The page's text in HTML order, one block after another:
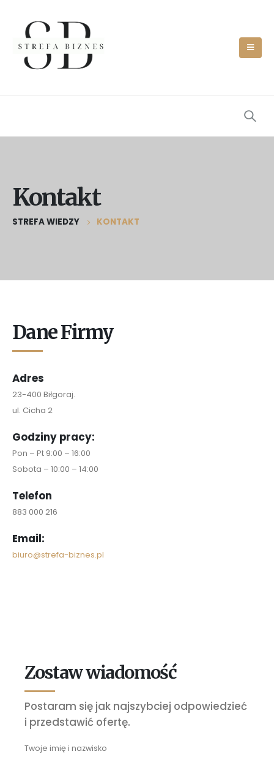
Kontakt
STREFA WIEDZY KONTAKT
Dane Firmy
Adres
23-400 Biłgoraj.
ul. Cicha 2
Godziny pracy:
Pon – Pt 9:00 – 16:00
Sobota – 10:00 – 14:00
Telefon
883 000 216
Email:
biuro@strefa-biznes.pl
Zostaw wiadomość
Postaram się jak najszybciej odpowiedzieć
i przedstawić ofertę.
Twoje imię i nazwisko